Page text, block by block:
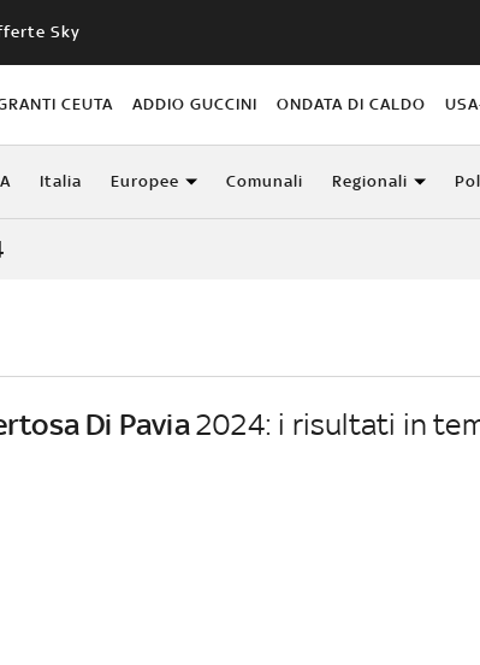
Sky
CEUTA ADDIO GUCCINI ONDATA DI CALDO
Italia Europee Comunali Regionali
Di Pavia2024: i risultati in